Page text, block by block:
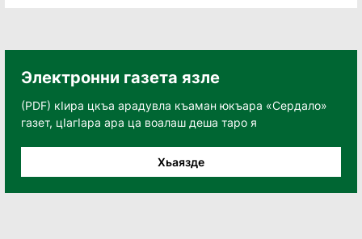
Электронни газета язле
(PDF) кӀира цкъа арадувла къаман юкъара «Сердало»
газет, цӀагӀара ара ца воалаш деша таро я
Хьаязде